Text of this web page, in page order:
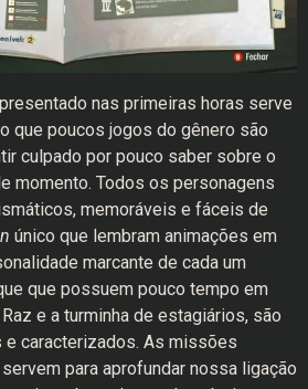
nas primeiras horas serve
que poucos jogos do gênero são
culpado por pouco saber sobre o
momento. Todos os personagens
memoráveis e fáceis de
único que lembram animações em
marcante de cada um
que possuem pouco tempo em
e a turminha de estagiários, são
caracterizados. As missões
para aprofundar nossa ligação